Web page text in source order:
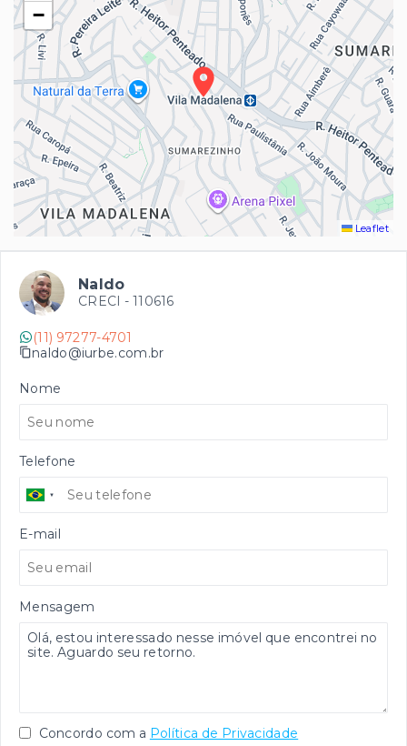
−
Leaflet
Naldo
CRECI - 110616
(11) 97277-4701
naldo@iurbe.com.br
Nome
Telefone
E-mail
Mensagem
Concordo com a Política de Privacidade